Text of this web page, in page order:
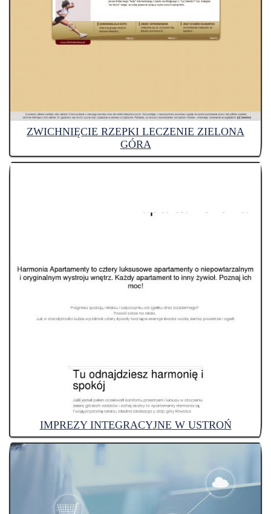
ZWICHNIĘCIE RZEPKI LECZENIE ZIELONA
GÓRA
IMPREZY INTEGRACYJNE W USTROŃ